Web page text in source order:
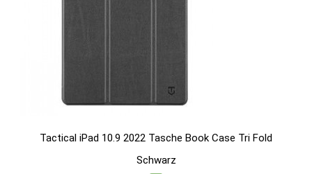
Tactical iPad 10.9 2022 Tasche Book Case Tri Fold
Schwarz